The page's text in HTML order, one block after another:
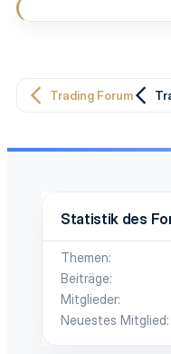
n
Trading Forum
Statistik des
Themen
Beiträge
Mitglieder
Neuestes Mitglied